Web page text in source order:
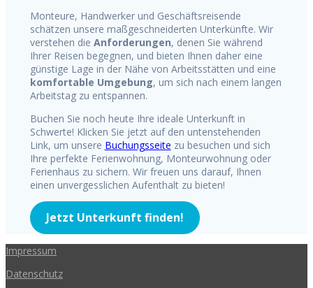
Monteure, Handwerker und Geschäftsreisende
schätzen unsere maßgeschneiderten Unterkünfte. Wir
verstehen die Anforderungen, denen Sie während
Ihrer Reisen begegnen, und bieten Ihnen daher eine
günstige Lage in der Nähe von Arbeitsstätten und eine
komfortable Umgebung, um sich nach einem langen
Arbeitstag zu entspannen.
Buchen Sie noch heute Ihre ideale Unterkunft in
Schwerte! Klicken Sie jetzt auf den untenstehenden
Link, um unsere Buchungsseite zu besuchen und sich
Ihre perfekte Ferienwohnung, Monteurwohnung oder
Ferienhaus zu sichern. Wir freuen uns darauf, Ihnen
einen unvergesslichen Aufenthalt zu bieten!
Jetzt Unterkunft finden!
Impressum
Datenschutz